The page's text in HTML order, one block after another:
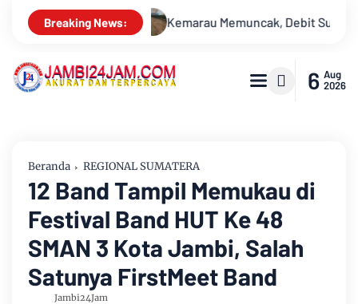
Breaking News:
Debit Sungai Batanghari Terus Menyusut, Jambi Hadapi
6 Aug
2026
Beranda REGIONAL SUMATERA
12 Band Tampil Memukau di
Festival Band HUT Ke 48
SMAN 3 Kota Jambi, Salah
Satunya FirstMeet Band
Jambi24Jam